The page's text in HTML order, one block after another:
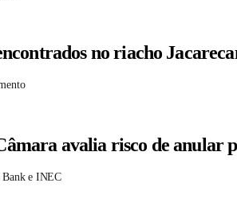
no riacho
avalia risco de anular
Bank e INEC